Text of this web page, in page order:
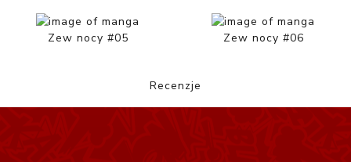
Zew nocy #05 Zew nocy #06
Recenzje